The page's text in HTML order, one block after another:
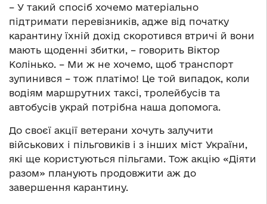
– У такий спосіб хочемо матеріально
підтримати перевізників, адже від початку
карантину їхній дохід скоротився втричі й вони
мають щоденні збитки, – говорить Віктор
Колінько. – Ми ж не хочемо, щоб транспорт
зупинився – тож платімо! Це той випадок, коли
водіям маршрутних таксі, тролейбусів та
автобусів украй потрібна наша допомога.
До своєї акції ветерани хочуть залучити
військових і пільговиків і з інших міст України,
які ще користуються пільгами. Тож акцію «Діяти
разом» планують продовжити аж до
завершення карантину.